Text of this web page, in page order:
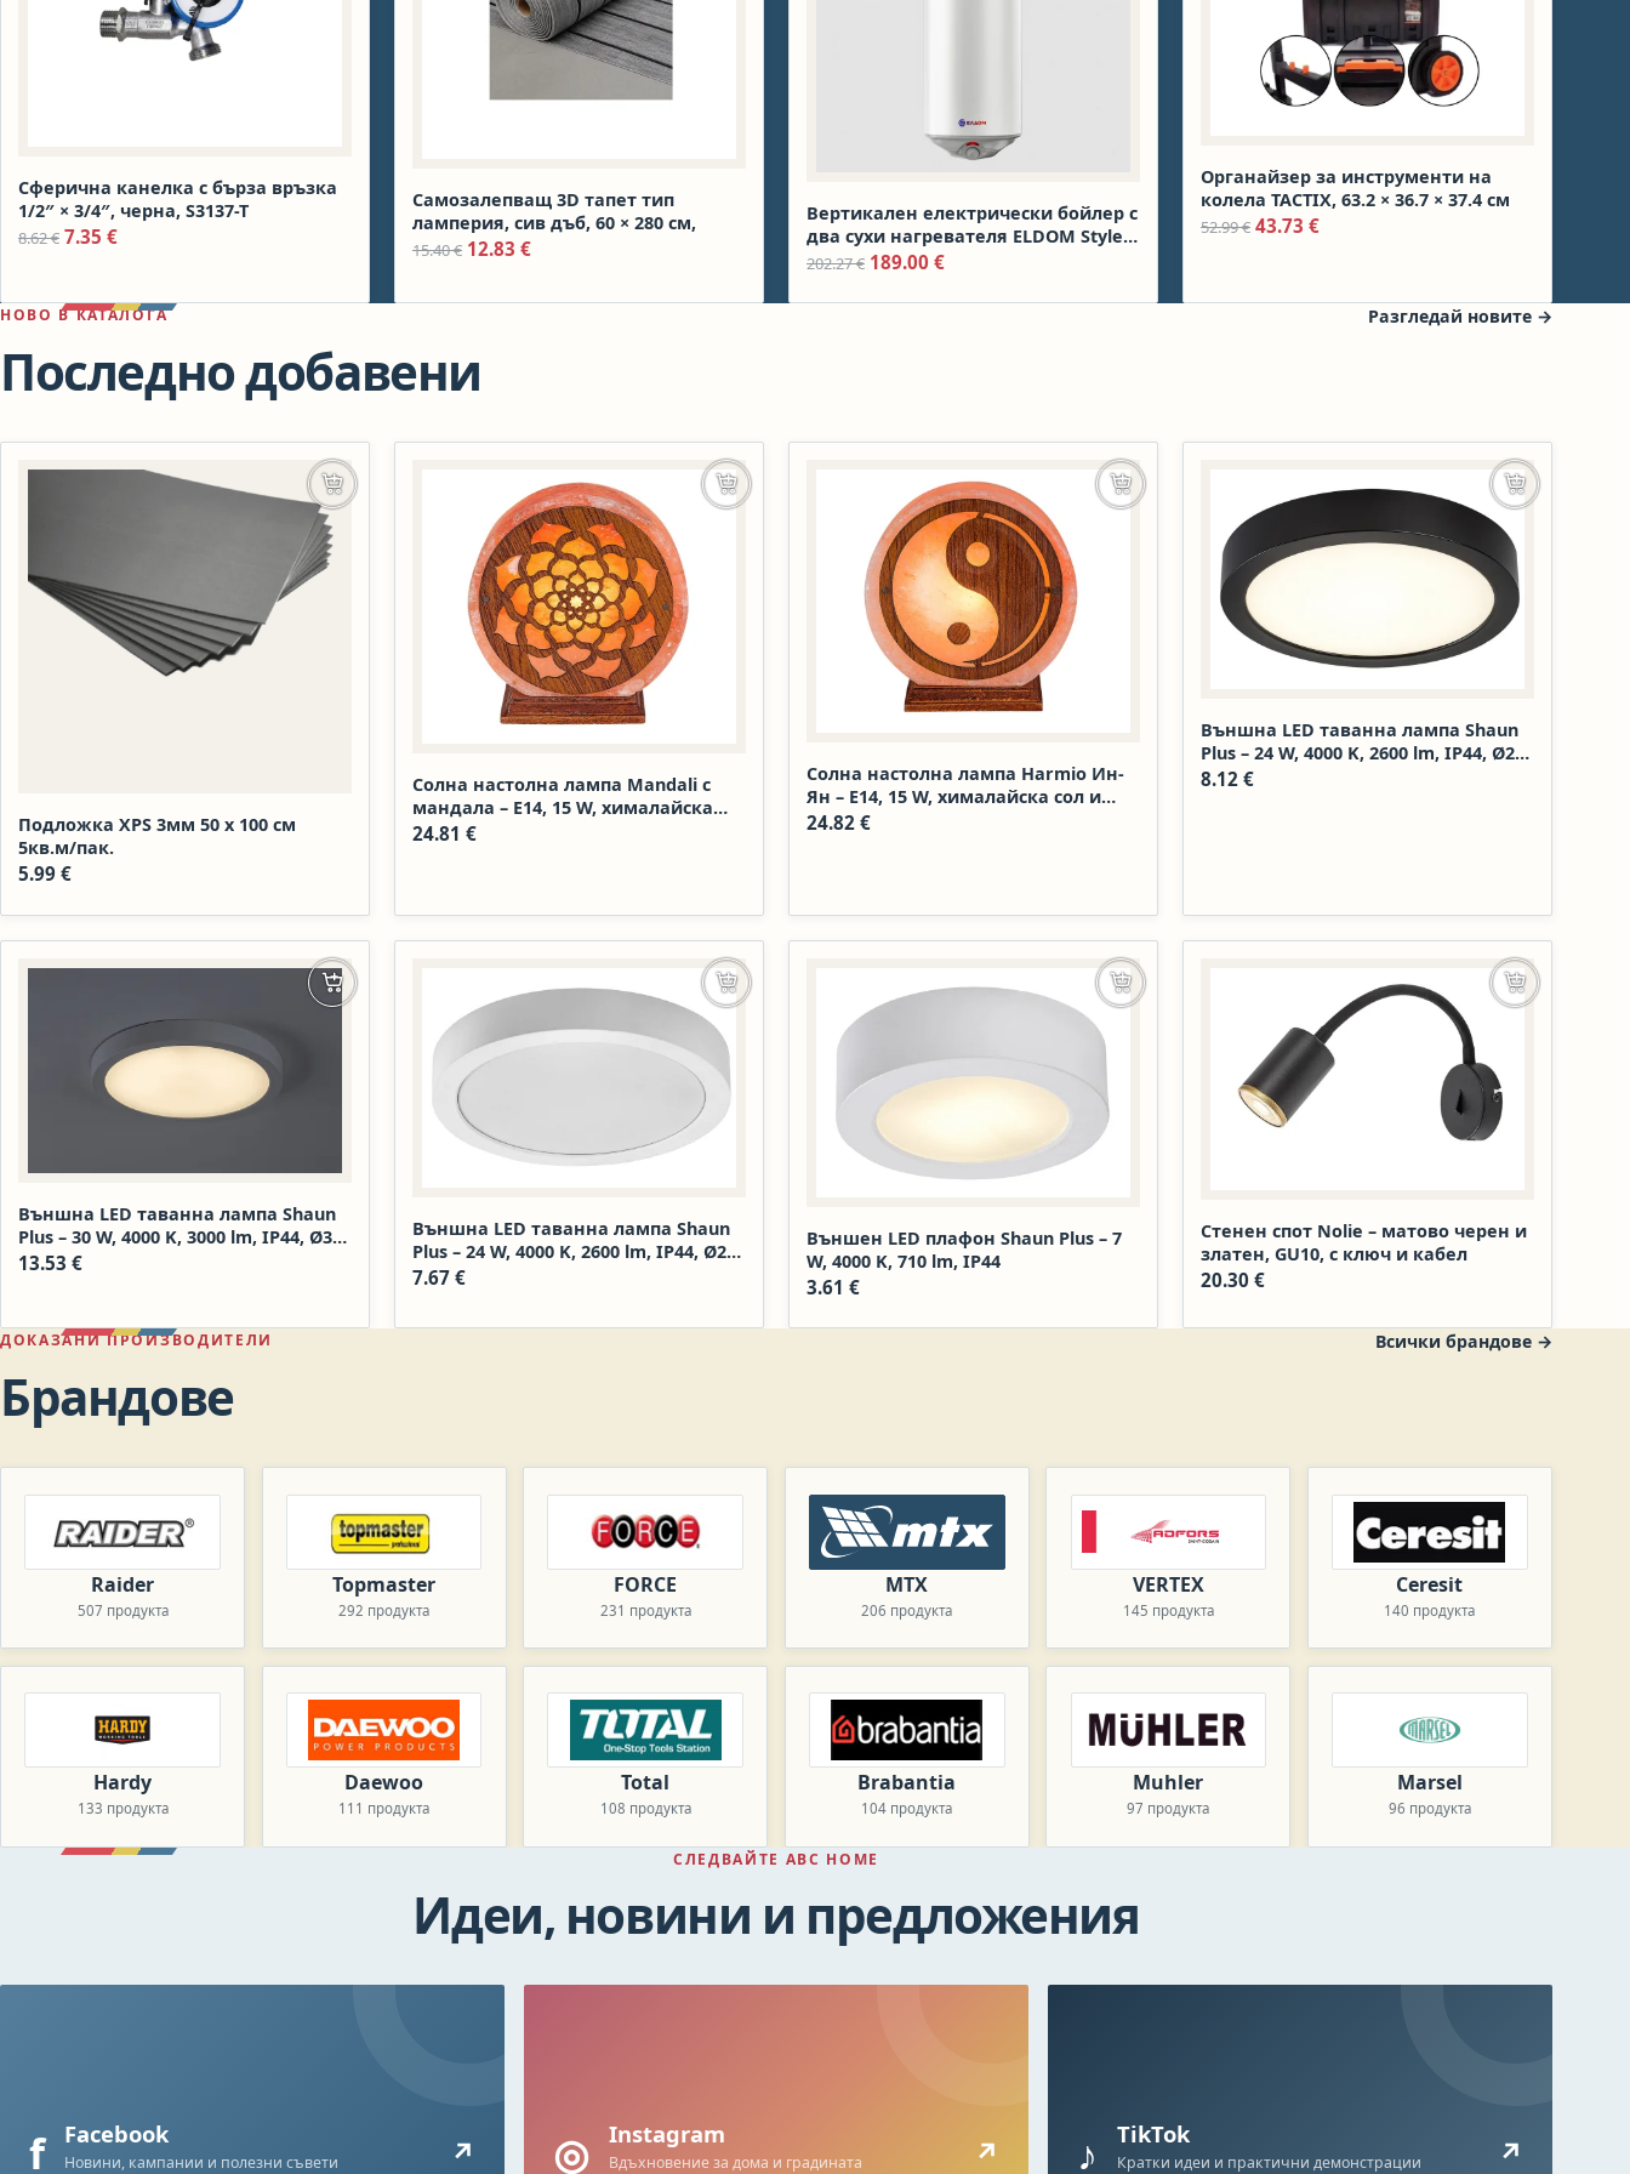
Сферична канелка с бърза връзка
1/2″ × 3/4″, черна, S3137-T
8.62€ Original price was: 8.62 €.
7.35 €Текущата цена е: 7.35 €.
Самозалепващ 3D тапет тип
ламперия, сив дъб, 60 × 280 см,
15.40€ Original price was: 15.40 €.
12.83 €Текущата цена е: 12.83 €.
Вертикален електрически бойлер с
два сухи нагревателя ELDOM Style
Dry , 80 л, 2 × 1200 W, Ø387 мм
202.27€ Original price was: 202.27 €.
189.00 €Текущата цена е: 189.00 €.
Органайзер за инструменти на
колела TACTIX, 63.2 × 36.7 × 37.4 см
52.99€ Original price was: 52.99 €.
43.73 €Текущата цена е: 43.73 €.
НОВО В КАТАЛОГА
Последно добавени
Разгледай новите →
Подложка XPS 3мм 50 х 100 см
5кв.м/пак.
5.99 €
Добавяне в количката
Солна настолна лампа Mandali с
мандала – E14, 15 W, хималайска
сол и дърво
24.81 €
Добавяне в количката
Солна настолна лампа Harmio Ин-
Ян – E14, 15 W, хималайска сол и
дърво
24.82 €
Добавяне в количката
Външна LED таванна лампа Shaun
Plus – 24 W, 4000 K, 2600 lm, IP44, Ø22
см, черна
8.12 €
Добавяне в
Външна LED таванна лампа Shaun
Plus – 30 W, 4000 K, 3000 lm, IP44, Ø30
см, бяла
13.53 €
Добавяне в количката
Външна LED таванна лампа Shaun
Plus – 24 W, 4000 K, 2600 lm, IP44, Ø22
см, бяла
7.67 €
Добавяне в количката
Външен LED плафон Shaun Plus – 7
W, 4000 K, 710 lm, IP44
3.61 €
Добавяне в количката
Стенен спот Nolie – матово черен и
златен, GU10, с ключ и кабел
20.30 €
Добавяне в
ДОКАЗАНИ ПРОИЗВОДИТЕЛИ
Брандове
Всички брандове →
Raider
507 продукта
Topmaster
292 продукта
FORCE
231 продукта
MTX
206 продукта
VERTEX
145 продукта
Ceresit
140 продукта
Hardy
133 продукта
Daewoo
111 продукта
Total
108 продукта
Brabantia
104 продукта
Muhler
97 продукта
Marsel
96 продукта
СЛЕДВАЙТЕ ABC HOME
Идеи, новини и предложения
f Facebook
Новини, кампании и полезни съвети ↗ ◎ Instagram
Вдъхновение за дома и градината ↗ ♪ TikTok
Кратки идеи и практични демонстрации ↗